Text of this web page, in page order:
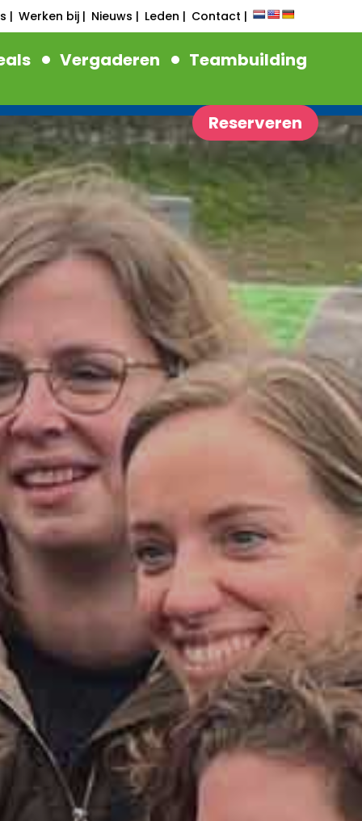
| Werken bij | Nieuws | Leden | Contact |
Vergaderen Teambuilding
Reserveren